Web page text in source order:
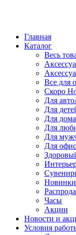
Главная
Каталог
Весь
Все для
Скоро
Для
Для
Для
Для
Для
Для
Новинки
Часы
Акции
Новости и
Условия